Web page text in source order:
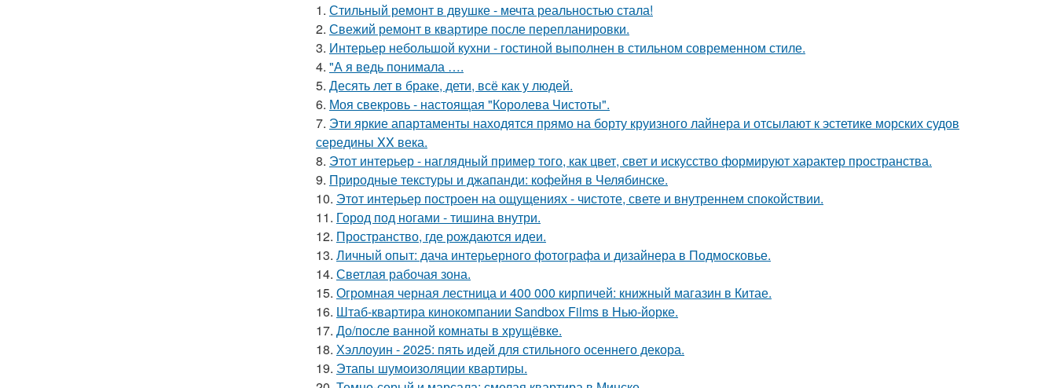
1. Стильный ремонт в двушке - мечта реальностью стала!
2. Свежий ремонт в квартире после перепланировки.
3. Интерьер небольшой кухни - гостиной выполнен в стильном современном стиле.
4. "А я ведь понимала ….
5. Десять лет в браке, дети, всё как у людей.
6. Моя свекровь - настоящая "Королева Чистоты".
7. Эти яркие апартаменты находятся прямо на борту круизного лайнера и отсылают к эстетике морских судов
середины XX века.
8. Этот интерьер - наглядный пример того, как цвет, свет и искусство формируют характер пространства.
9. Природные текстуры и джапанди: кофейня в Челябинске.
10. Этот интерьер построен на ощущениях - чистоте, свете и внутреннем спокойствии.
11. Город под ногами - тишина внутри.
12. Пространство, где рождаются идеи.
13. Личный опыт: дача интерьерного фотографа и дизайнера в Подмосковье.
14. Светлая рабочая зона.
15. Огромная черная лестница и 400 000 кирпичей: книжный магазин в Китае.
16. Штаб-квартира кинокомпании Sandbox Films в Нью-йорке.
17. До/после ванной комнаты в хрущёвке.
18. Хэллоуин - 2025: пять идей для стильного осеннего декора.
19. Этапы шумоизоляции квартиры.